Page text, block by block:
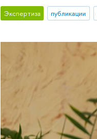
Экспертиза публикации